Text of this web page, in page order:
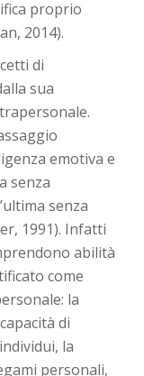
proprio
2014).
di
sua
emotiva e
senza
senza
1991). Infatti
abilità
come
la
di
la
personali,